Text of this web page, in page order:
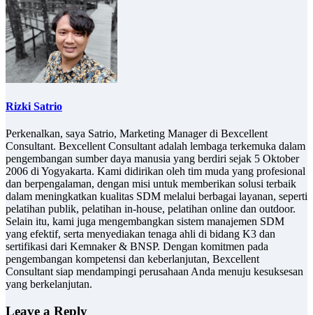
Rizki Satrio
Perkenalkan, saya Satrio, Marketing Manager di Bexcellent
Consultant. Bexcellent Consultant adalah lembaga terkemuka dalam
pengembangan sumber daya manusia yang berdiri sejak 5 Oktober
2006 di Yogyakarta. Kami didirikan oleh tim muda yang profesional
dan berpengalaman, dengan misi untuk memberikan solusi terbaik
dalam meningkatkan kualitas SDM melalui berbagai layanan, seperti
pelatihan publik, pelatihan in-house, pelatihan online dan outdoor.
Selain itu, kami juga mengembangkan sistem manajemen SDM
yang efektif, serta menyediakan tenaga ahli di bidang K3 dan
sertifikasi dari Kemnaker & BNSP. Dengan komitmen pada
pengembangan kompetensi dan keberlanjutan, Bexcellent
Consultant siap mendampingi perusahaan Anda menuju kesuksesan
yang berkelanjutan.
Leave a Reply